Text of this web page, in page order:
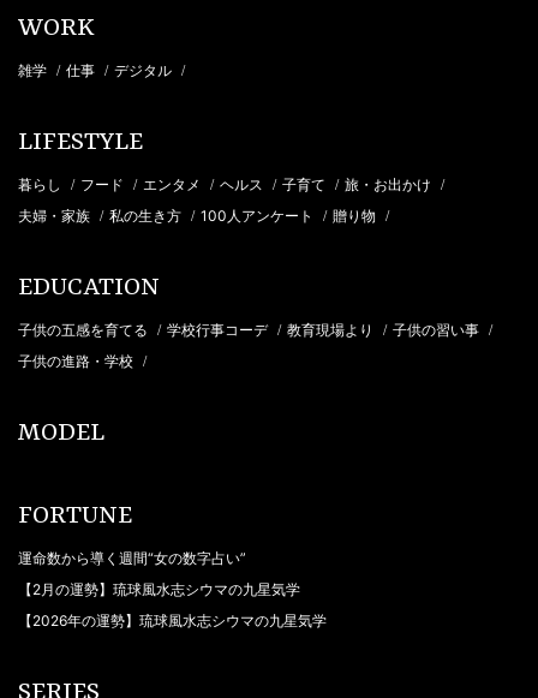
WORK
雑学 / 仕事 / デジタル /
LIFESTYLE
暮らし / フード / エンタメ / ヘルス / 子育て / 旅・お出かけ /
夫婦・家族 / 私の生き方 / 100人アンケート / 贈り物 /
EDUCATION
子供の五感を育てる / 学校行事コーデ / 教育現場より / 子供の習い事 /
子供の進路・学校 /
MODEL
FORTUNE
運命数から導く週間“女の数字占い”
【2月の運勢】琉球風水志シウマの九星気学
【2026年の運勢】琉球風水志シウマの九星気学